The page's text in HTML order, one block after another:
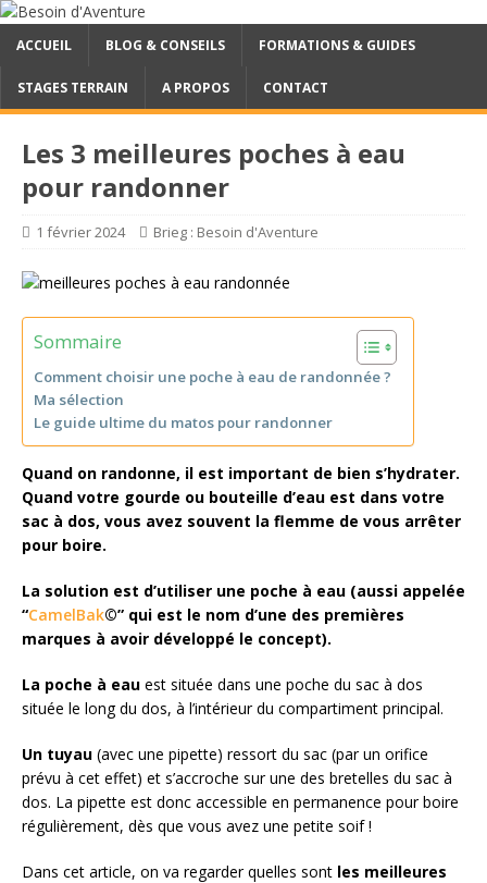
ACCUEIL BLOG & CONSEILS FORMATIONS & GUIDES
STAGES TERRAIN A PROPOS CONTACT
Les 3 meilleures poches à eau
pour randonner
1 février 2024 Brieg : Besoin d'Aventure
Sommaire
Comment choisir une poche à eau de randonnée ?
Ma sélection
Le guide ultime du matos pour randonner
Quand on randonne, il est important de bien s’hydrater.
Quand votre gourde ou bouteille d’eau est dans votre
sac à dos, vous avez souvent la flemme de vous arrêter
pour boire.
La solution est d’utiliser une poche à eau (aussi appelée
“CamelBak©” qui est le nom d’une des premières
marques à avoir développé le concept).
La poche à eau est située dans une poche du sac à dos
située le long du dos, à l’intérieur du compartiment principal.
Un tuyau (avec une pipette) ressort du sac (par un orifice
prévu à cet effet) et s’accroche sur une des bretelles du sac à
dos. La pipette est donc accessible en permanence pour boire
régulièrement, dès que vous avez une petite soif !
Dans cet article, on va regarder quelles sont les meilleures